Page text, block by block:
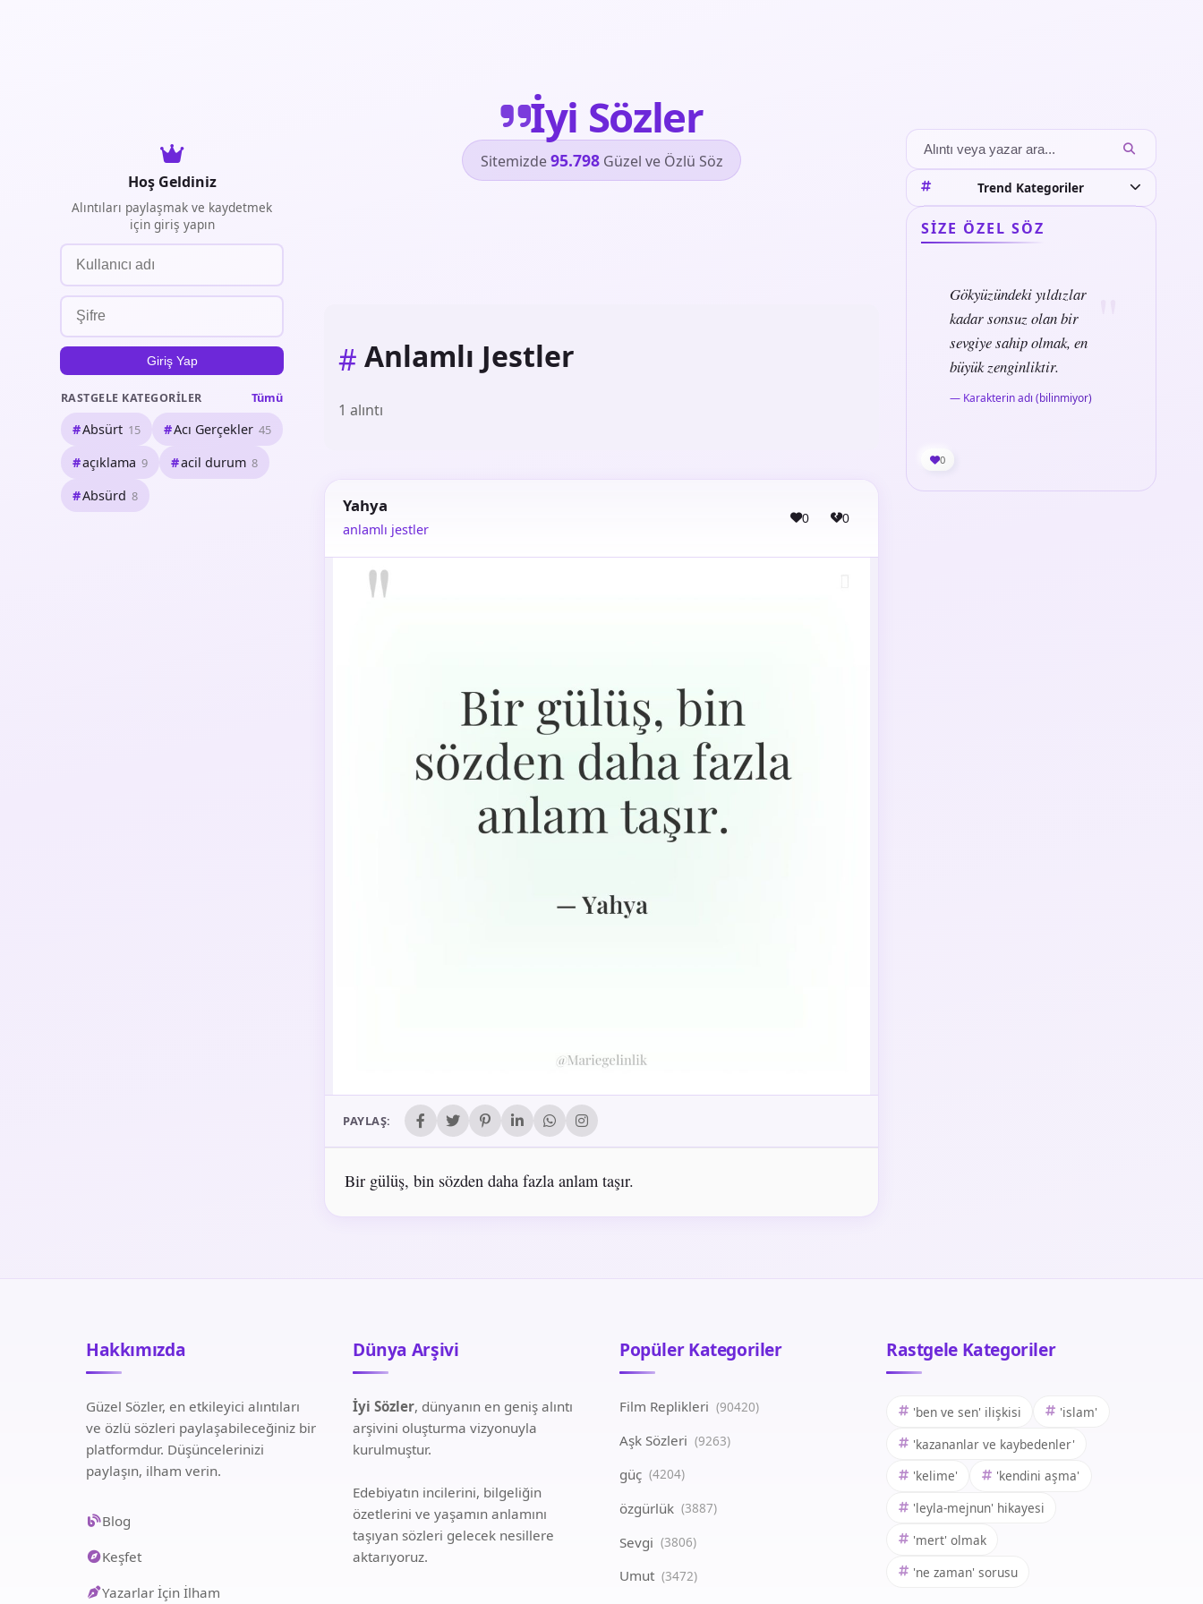
İyi Sözler
Sitemizde95.798Güzel ve Özlü Söz
Hoş Geldiniz
Alıntıları paylaşmak ve kaydetmek
için giriş yapın
Giriş Yap
RASTGELE KATEGORILER Tümü
Absürt 15 Acı Gerçekler 45
açıklama 9 acil durum 8
Absürd 8
# Anlamlı Jestler
1 alıntı
Yahya
anlamlı jestler
0 0
PAYLAŞ:
Bir gülüş, bin sözden daha fazla anlam taşır.
Trend Kategoriler
SIZE ÖZEL SÖZ
Gökyüzündeki yıldızlar
kadar sonsuz olan bir
sevgiye sahip olmak, en
büyük zenginliktir.
— Karakterin adı (bilinmiyor)
0
Hakkımızda
Güzel Sözler, en etkileyici alıntıları
ve özlü sözleri paylaşabileceğiniz bir
platformdur. Düşüncelerinizi
paylaşın, ilham verin.
Blog
Keşfet
Yazarlar İçin İlham
Dünya Arşivi
İyi Sözler, dünyanın en geniş alıntı
arşivini oluşturma vizyonuyla
kurulmuştur.
Edebiyatın incilerini, bilgeliğin
özetlerini ve yaşamın anlamını
taşıyan sözleri gelecek nesillere
aktarıyoruz.
Popüler Kategoriler
Film Replikleri (90420)
Aşk Sözleri (9263)
güç (4204)
özgürlük (3887)
Sevgi (3806)
Umut (3472)
Rastgele Kategoriler
'ben ve sen' ilişkisi
'islam'
'kazananlar ve kaybedenler'
'kelime'
'kendini aşma'
'leyla-mejnun' hikayesi
'mert' olmak
'ne zaman' sorusu